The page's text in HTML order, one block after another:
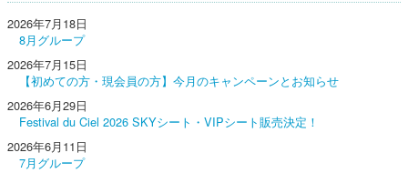
2026年7月18日
8月グループ
2026年7月15日
【初めての方・現会員の方】今月のキャンペーンとお知らせ
2026年6月29日
Festival du Ciel 2026 SKYシート・VIPシート販売決定！
2026年6月11日
7月グループ